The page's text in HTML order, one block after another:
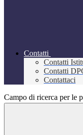
Contatti
Contatti
Contatti
Contattaci
Campo di ricerca per le